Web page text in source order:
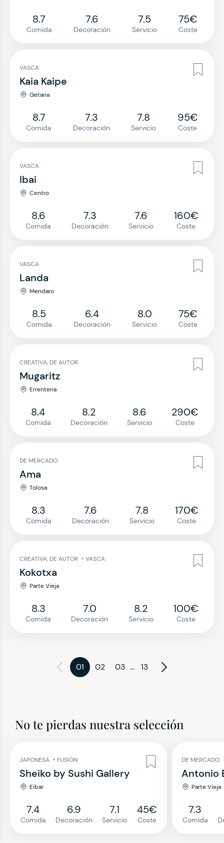
8.7
Comida
7.6
Decoración
7.5
Servicio
75€
Coste
VASCA
Kaia Kaipe
Getaria
8.7
Comida
7.3
Decoración
7.8
Servicio
95€
Coste
VASCA
Ibai
Centro
8.6
Comida
7.3
Decoración
7.6
Servicio
160€
Coste
VASCA
Landa
Mendaro
8.5
Comida
6.4
Decoración
8.0
Servicio
75€
Coste
CREATIVA, DE AUTOR
Mugaritz
Errenteria
8.4
Comida
8.2
Decoración
8.6
Servicio
290€
Coste
DE MERCADO
Ama
Tolosa
8.3
Comida
7.6
Decoración
7.8
Servicio
170€
Coste
CREATIVA, DE AUTOR • VASCA
Kokotxa
Parte Vieja
8.3
Comida
7.0
Decoración
8.2
Servicio
100€
Coste
01 02 03 ... 13
No te pierdas nuestra selección
JAPONESA • FUSIÓN
Sheiko by Sushi Gallery
Eibar
7.4
Comida
6.9
Decoración
7.1
Servicio
45€
Coste
DE MERCADO
Antonio
Parte Vieja
7.3
Comida